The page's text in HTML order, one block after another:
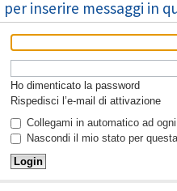
per inserire messaggi in
Ho dimenticato la password
Rispedisci l’e-mail di attivazione
Collegami in automatico ad
Nascondi il mio stato per